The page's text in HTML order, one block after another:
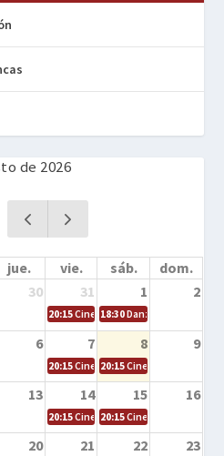
de 2026
jue. vie. sáb.
dom.
30 31 1 2
20:15Cine en la calle – Cómo
18:30Danza – Cita en el
6 7 8 9
20:15Cine en la calle – El niño y la
20:15Cine en la calle –
13 14 15 16
20:15Cine en la calle – Tortugas
20:15Cine en la calle –
20 21 22 23